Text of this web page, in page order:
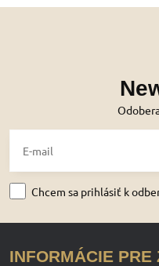
Chcem sa prihlásiť k
INFORMÁCIE